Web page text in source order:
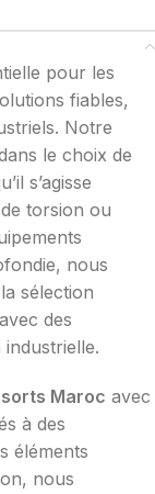
pour les
fiables,
Notre
le choix de
s’agisse
torsion ou
nous
sélection
des
industrielle.
Maroc avec
à des
éléments
nous